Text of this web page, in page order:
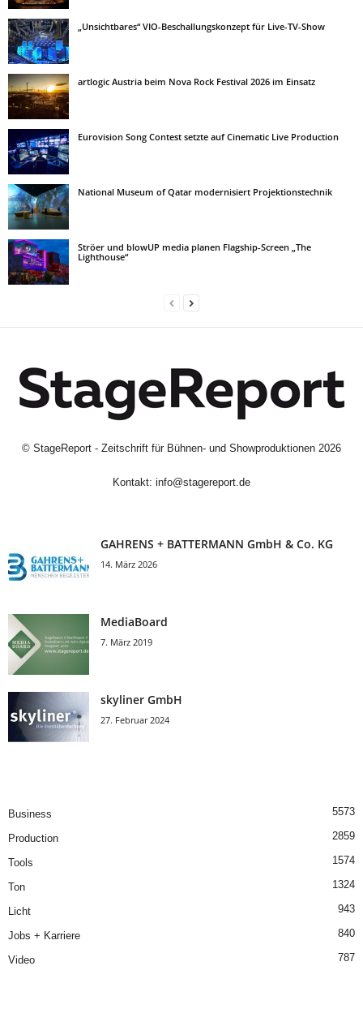
„Unsichtbares“ VIO-Beschallungskonzept für Live-TV-Show
artlogic Austria beim Nova Rock Festival 2026 im Einsatz
Eurovision Song Contest setzte auf Cinematic Live Production
National Museum of Qatar modernisiert Projektionstechnik
Ströer und blowUP media planen Flagship-Screen „The
Lighthouse“
© StageReport - Zeitschrift für Bühnen- und Showproduktionen 2026
Kontakt: info@stagereport.de
GAHRENS + BATTERMANN GmbH & Co. KG
14. März 2026
MediaBoard
7. März 2019
skyliner GmbH
27. Februar 2024
Business 5573
Production 2859
Tools 1574
Ton 1324
Licht 943
Jobs + Karriere 840
Video 787